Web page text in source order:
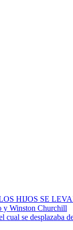
HIJOS SE
y Winston Churchill
se desplazaba